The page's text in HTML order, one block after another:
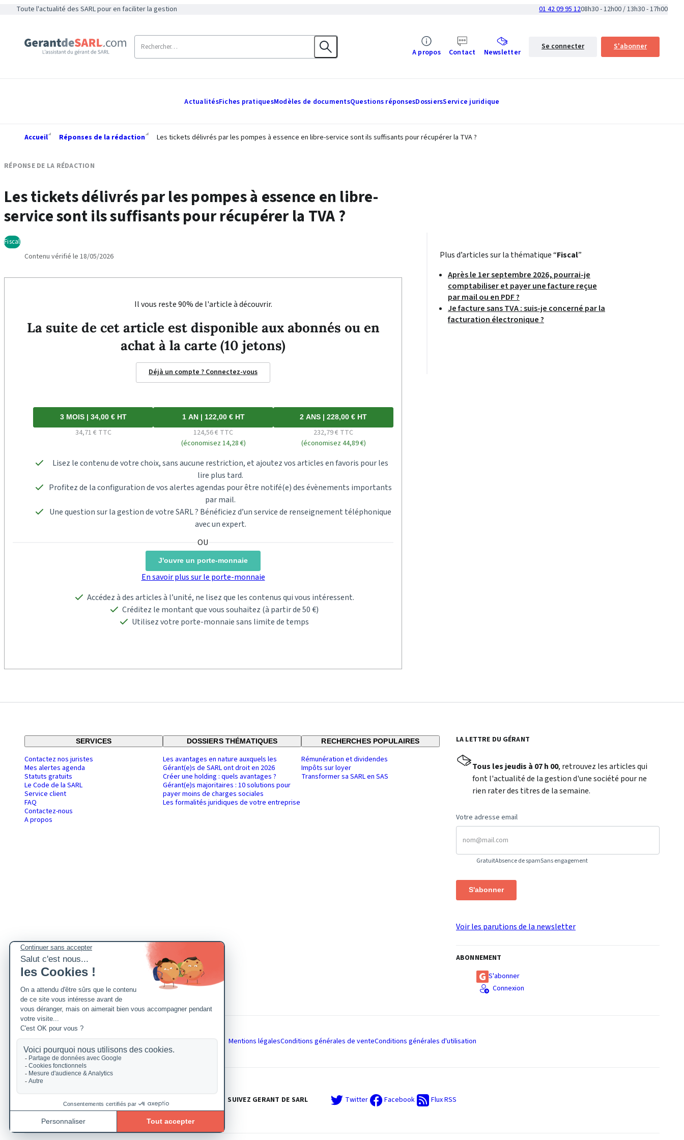
Toute l'actualité des SARL pour en faciliter la gestion 01 42 09 95 1208h30 - 12h00 / 13h30 - 17h00
A propos Contact Newsletter
Se connecter S'abonner
ActualitésFiches pratiquesModèles de documentsQuestions réponsesDossiersService juridique
Accueil Réponses de la rédaction Les tickets délivrés par les pompes à essence en libre-service sont ils suffisants pour récupérer la TVA ?
RÉPONSE DE LA RÉDACTION
Les tickets délivrés par les pompes à essence en libre-
service sont ils suffisants pour récupérer la TVA ?
Fiscal
Contenu vérifié le 18/05/2026
Il vous reste 90% de l'article à découvrir.
La suite de cet article est disponible aux abonnés ou en
achat à la carte (10 jetons)
Déjà un compte ? Connectez-vous
3 MOIS | 34,00 € HT
34,71 € TTC
1 AN | 122,00 € HT
124,56 € TTC
(économisez 14,28 €)
2 ANS | 228,00 € HT
232,79 € TTC
(économisez 44,89 €)
Lisez le contenu de votre choix, sans aucune restriction, et ajoutez vos articles en favoris pour les
lire plus tard.
Profitez de la configuration de vos alertes agendas pour être notifé(e) des évènements importants
par mail.
Une question sur la gestion de votre SARL ? Bénéficiez d’un service de renseignement téléphonique
avec un expert.
J'ouvre un porte-monnaie
En savoir plus sur le porte-monnaie
Accédez à des articles à l’unité, ne lisez que les contenus qui vous intéressent.
Créditez le montant que vous souhaitez (à partir de 50 €)
Utilisez votre porte-monnaie sans limite de temps
Plus d’articles sur la thématique “Fiscal”
Après le 1er septembre 2026, pourrai-je
comptabiliser et payer une facture reçue
par mail ou en PDF ?
Je facture sans TVA : suis-je concerné par la
facturation électronique ?
SERVICES
Contactez nos juristes
Mes alertes agenda
Statuts gratuits
Le Code de la SARL
Service client
FAQ
Contactez-nous
A propos
DOSSIERS THÉMATIQUES
Les avantages en nature auxquels les
Gérant(e)s de SARL ont droit en 2026
Créer une holding : quels avantages ?
Gérant(e)s majoritaires : 10 solutions pour
payer moins de charges sociales
Les formalités juridiques de votre entreprise
RECHERCHES POPULAIRES
Rémunération et dividendes
Impôts sur loyer
Transformer sa SARL en SAS
LA LETTRE DU GÉRANT
Tous les jeudis à 07 h 00, retrouvez les articles qui
font l'actualité de la gestion d'une société pour ne
rien rater des titres de la semaine.
Votre adresse email
GratuitAbsence de spamSans engagement
S'abonner
Voir les parutions de la newsletter
ABONNEMENT
S'abonner
Connexion
Mentions légalesConditions générales de venteConditions générales d'utilisation
SUIVEZ GERANT DE SARL Twitter Facebook Flux RSS